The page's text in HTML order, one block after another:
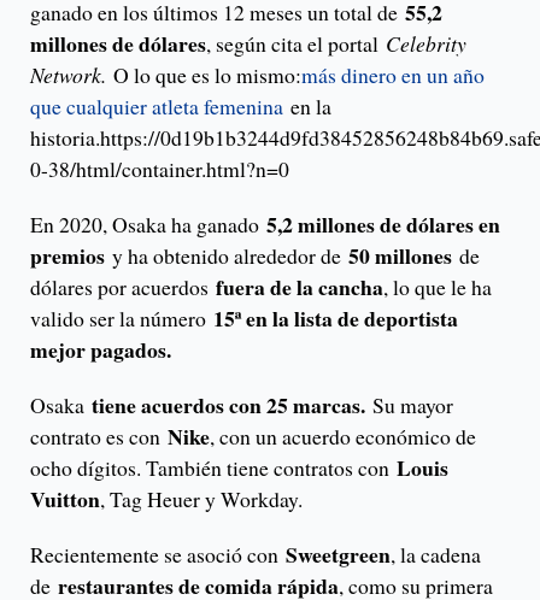
ganado en los últimos 12 meses un total de 55,2
millones de dólares, según cita el portal Celebrity
Network. O lo que es lo mismo:más dinero en un año
que cualquier atleta femenina en la
historia.https://
0-38/html/container.html?n=0
En 2020, Osaka ha ganado 5,2 millones de dólares en
premios y ha obtenido alrededor de 50 millones de
dólares por acuerdos fuera de la cancha, lo que le ha
valido ser la número 15ª en la lista de deportista
mejor pagados.
Osaka tiene acuerdos con 25 marcas. Su mayor
contrato es con Nike, con un acuerdo económico de
ocho dígitos. También tiene contratos con Louis
Vuitton, Tag Heuer y Workday.
Recientemente se asoció con Sweetgreen, la cadena
de restaurantes de comida rápida, como su primera